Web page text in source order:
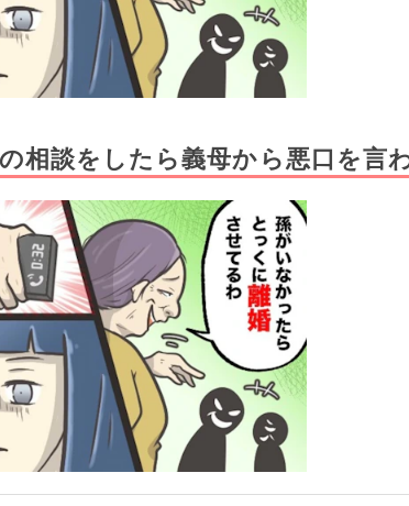
相談をしたら義母から悪口を言